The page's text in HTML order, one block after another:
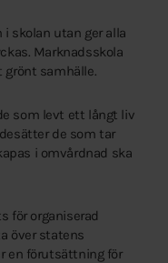
skolan utan ger alla
Marknadsskola
samhälle.
som levt ett långt liv
de som tar
i omvårdnad ska
för organiserad
över statens
en förutsättning för